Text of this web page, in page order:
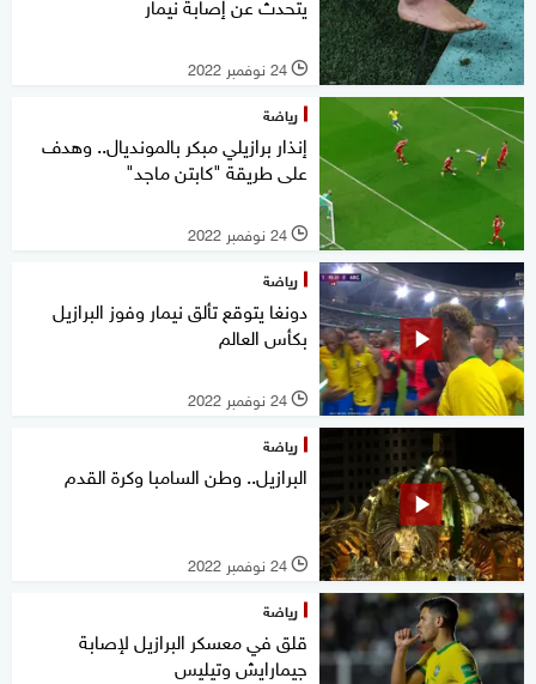
l 24 نوفمبر 2022
رياضة
إنذار برازيلي مبكر بالمونديال.. وهدف
على طريقة "كابتن ماجد"
l 24 نوفمبر 2022
رياضة
دونغا يتوقع تألق نيمار وفوز البرازيل
بكأس العالم
l 24 نوفمبر 2022
رياضة
البرازيل.. وطن السامبا وكرة القدم
l 24 نوفمبر 2022
رياضة
قلق في معسكر البرازيل لإصابة
جيمارايش وتيليس